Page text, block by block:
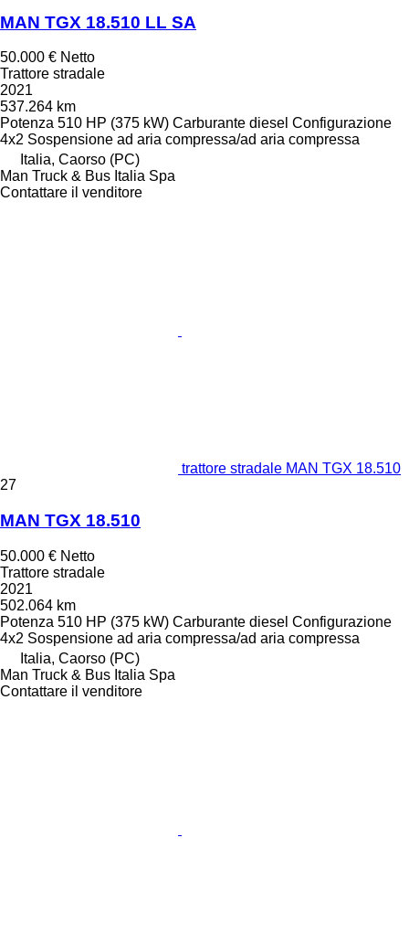
MAN TGX 18.510 LL SA
50.000 € Netto
Trattore stradale
2021
537.264 km
Potenza 510 HP (375 kW) Carburante diesel Configurazione
4x2 Sospensione ad aria compressa/ad aria compressa
Italia, Caorso (PC)
Man Truck & Bus Italia Spa
Contattare il venditore
trattore stradale MAN TGX 18.510
27
MAN TGX 18.510
50.000 € Netto
Trattore stradale
2021
502.064 km
Potenza 510 HP (375 kW) Carburante diesel Configurazione
4x2 Sospensione ad aria compressa/ad aria compressa
Italia, Caorso (PC)
Man Truck & Bus Italia Spa
Contattare il venditore